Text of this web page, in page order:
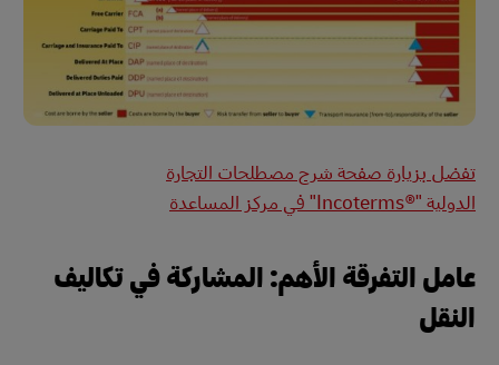
تفضل بزيارة صفحة شرح مصطلحات التجارة
الدولية "Incoterms®‎" في مركز المساعدة
عامل التفرقة الأهم: المشاركة في تكاليف
النقل